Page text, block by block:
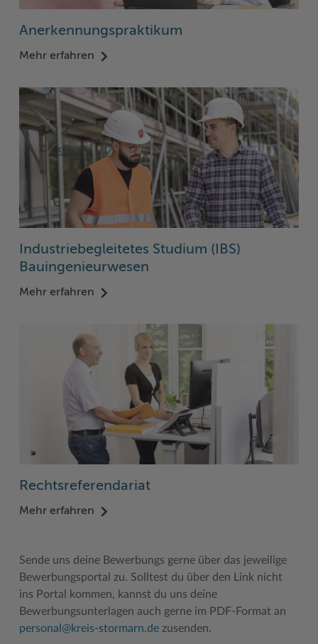
Anerkennungspraktikum
Mehr erfahren
Industriebegleitetes Studium (IBS)
Bauingenieurwesen
Mehr erfahren
Rechtsreferendariat
Mehr erfahren
Sende uns deine Bewerbungs gerne über das jeweilige
Bewerbungsportal zu. Solltest du über den Link nicht
ins Portal kommen, kannst du uns deine
Bewerbungsunterlagen auch gerne im PDF-Format an
personal@kreis-stormarn.dezusenden.